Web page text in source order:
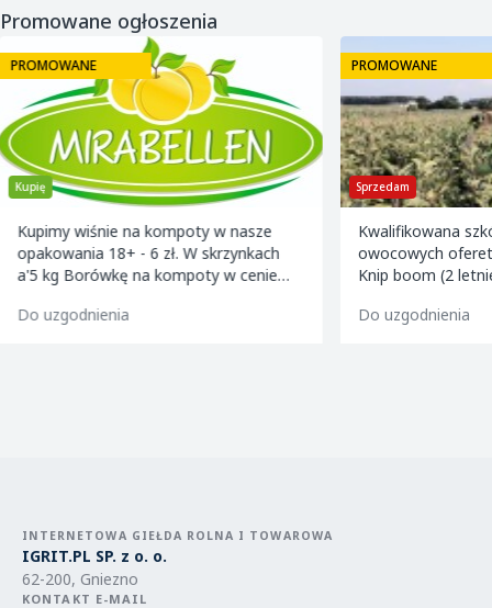
Promowane ogłoszenia
Kupię
PROMOWANE
Kupimy wiśnie na kompoty w nasze
opakowania 18+ - 6 zł. W skrzynkach
a'5 kg Borówkę na kompoty w cenie
zl/kg
Do uzgodnienia
Sprzedam
PROMOWANE
Kwalifikowana
owocowych
Knip boom (2
m9 -paulared m9/
Do uzgodnienia
INTERNETOWA GIEŁDA ROLNA I TOWAROWA
IGRIT.PL SP. z o. o.
62-200, Gniezno
KONTAKT E-MAIL